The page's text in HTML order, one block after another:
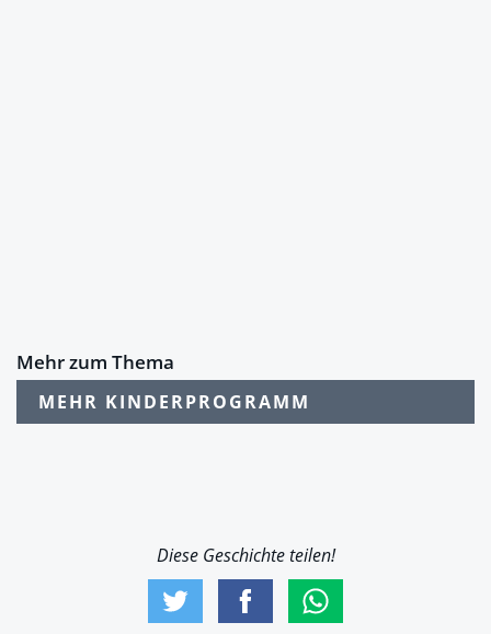
Mehr zum Thema
MEHR KINDERPROGRAMM
Diese Geschichte teilen!